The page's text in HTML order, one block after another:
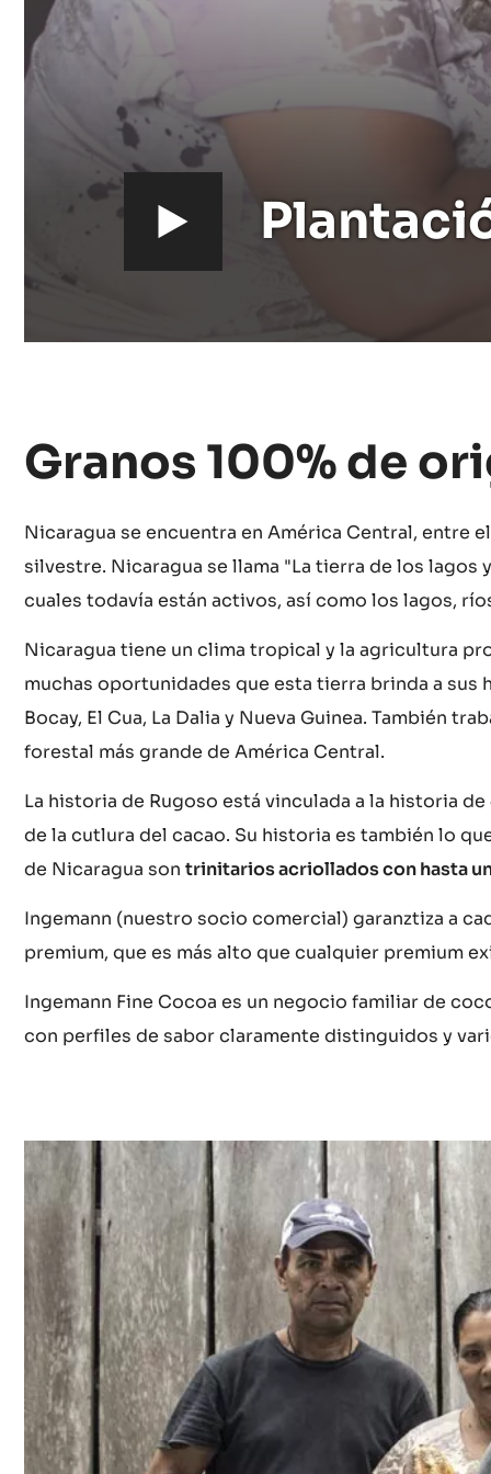
V
d
o
:
Plantación
de
Rugoso
Granos 100% de
Nicaragua se encuentra en América Central, entre
silvestre. Nicaragua se llama "La tierra de los
cuales todavía están activos, así como los lagos,
Nicaragua tiene un clima tropical y la agricultura
muchas oportunidades que esta tierra brinda a sus
Bocay, El Cua, La Dalia y Nueva Guinea. También
forestal más grande de América Central.
La historia de Rugoso está vinculada a la historia
de la cutlura del cacao. Su historia es también lo
de Nicaragua son trinitarios acriollados con hasta
Ingemann (nuestro socio comercial) garanztiza a
premium, que es más alto que cualquier premium
Ingemann Fine Cocoa es un negocio familiar de
con perfiles de sabor claramente distinguidos y